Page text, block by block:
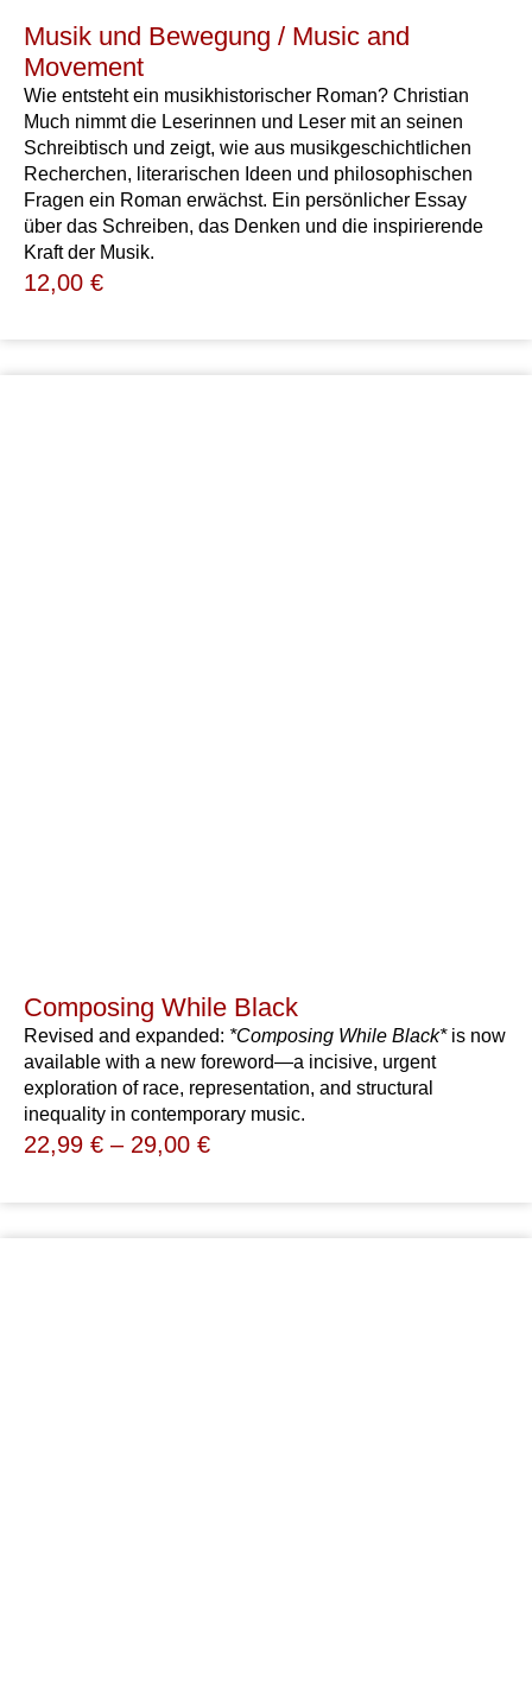
Musik und Bewegung / Music and
Movement
Wie entsteht ein musikhistorischer Roman? Christian
Much nimmt die Leserinnen und Leser mit an seinen
Schreibtisch und zeigt, wie aus musikgeschichtlichen
Recherchen, literarischen Ideen und philosophischen
Fragen ein Roman erwächst. Ein persönlicher Essay
über das Schreiben, das Denken und die inspirierende
Kraft der Musik.
12,00 €
Composing While Black
Revised and expanded: *Composing While Black*is now
available with a new foreword—a incisive, urgent
exploration of race, representation, and structural
inequality in contemporary music.
22,99 € – 29,00 €